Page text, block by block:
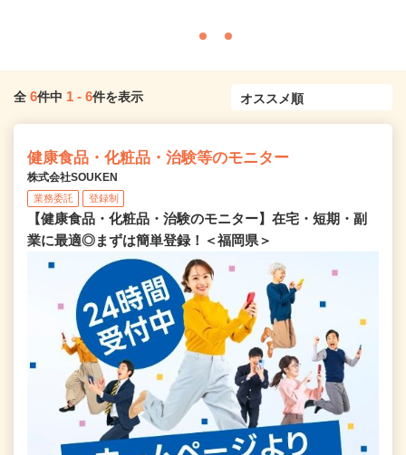
全 6件中 1 - 6件を表示
健康食品・化粧品・治験等のモニター
株式会社SOUKEN
業務委託 登録制
【健康食品・化粧品・治験のモニター】在宅・短期・副
業に最適◎まずは簡単登録！＜福岡県＞